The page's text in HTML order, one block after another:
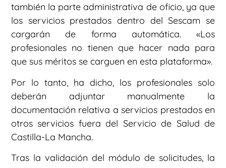
también la parte administrativa de oficio, ya que
los servicios prestados dentro del Sescam se
cargarán de forma automática. «Los
profesionales no tienen que hacer nada para
que sus méritos se carguen en esta plataforma».
Por lo tanto, ha dicho, los profesionales solo
deberán adjuntar manualmente la
documentación relativa a servicios prestados en
otros servicios fuera del Servicio de Salud de
Castilla-La Mancha.
Tras la validación del módulo de solicitudes, la